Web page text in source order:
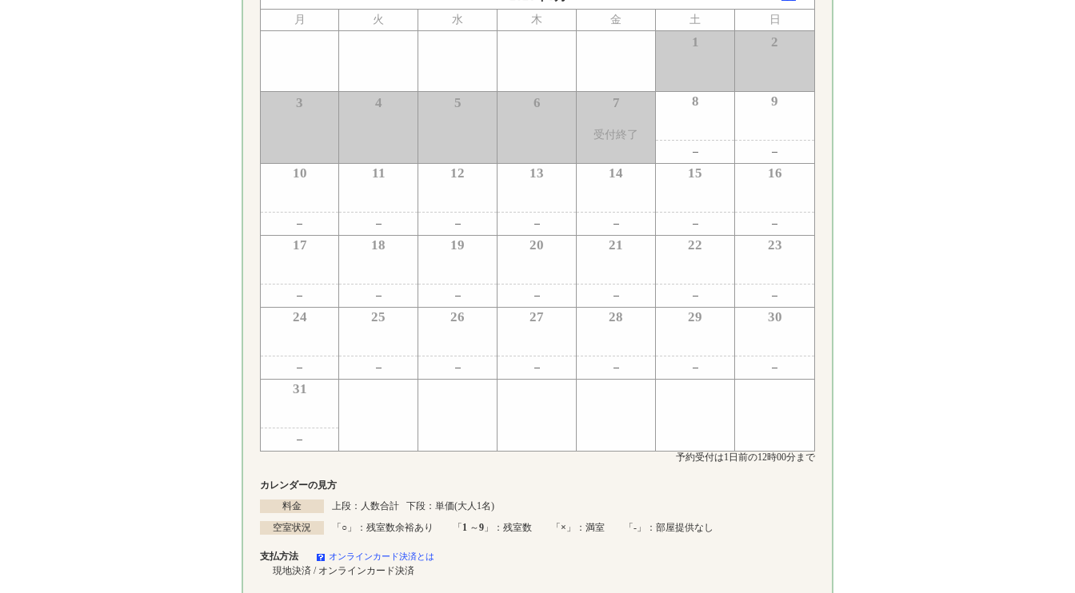
月 火 水 木 金 土 日
1 2
3 4 5 6 7
受付終了
8 9
10 11 12 13 14 15 16
17 18 19 20 21 22 23
24 25 26 27 28 29 30
31
予約受付は1日前の12時00分まで
カレンダーの見方
料金
上段：人数合計 下段：単価(大人1名)
空室状況
「 ○ 」：残室数余裕あり 「 1 ～9 」：残室数 「 × 」：満室 「-」：部屋提供なし
支払方法 オンラインカード決済とは
現地決済 / オンラインカード決済